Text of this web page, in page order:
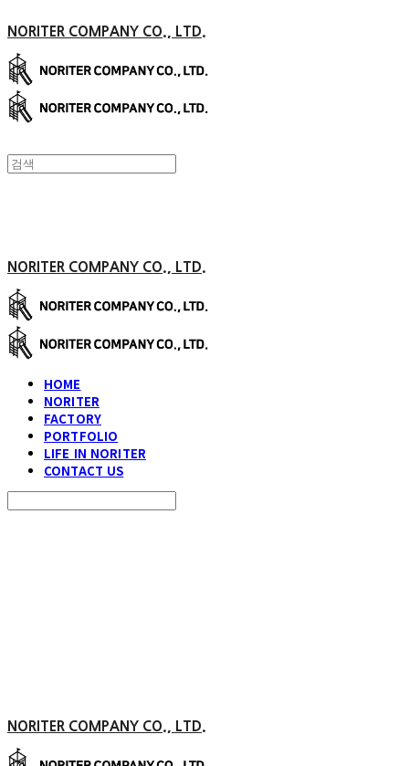
NORITER COMPANY CO., LTD.
NORITER COMPANY CO., LTD.
HOME
NORITER
FACTORY
PORTFOLIO
LIFE IN NORITER
CONTACT US
NORITER COMPANY CO., LTD.